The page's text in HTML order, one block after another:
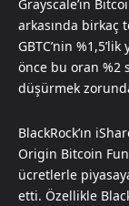
Grayscale’in
arkasında birkaç
GBTC’nin
önce bu oran %2
düşürmek
BlackRock’ın
Origin Bitcoin
ücretlerle
etti. Özellikle